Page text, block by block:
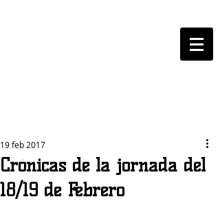
Crónicas de la jornada del
18/19 de Febrero
19 feb 2017